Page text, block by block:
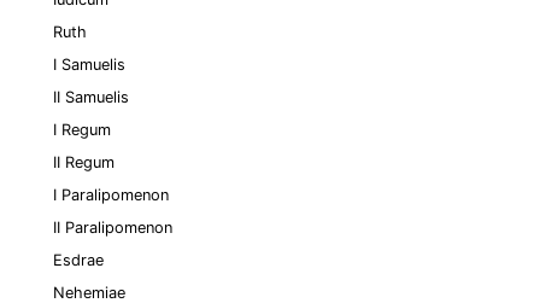
Ruth
I Samuelis
II Samuelis
I Regum
II Regum
I Paralipomenon
II Paralipomenon
Esdrae
Nehemiae